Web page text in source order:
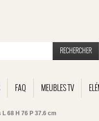
RECHERCHER
FAQ MEUBLES TV
68 H 76 P 37.6 cm